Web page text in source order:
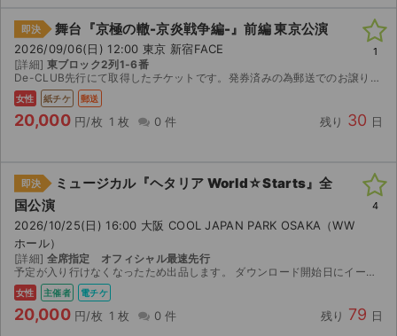
即決 舞台『京極の轍-京炎戦争編-』前編 東京公演
2026/09/06(日) 12:00 東京 新宿FACE
[詳細] 東ブロック2列1-6番
De-CLUB先行にて取得したチケットです。発券済みの為郵送でのお譲りになります。(レタパライトで発送致します。)特典付きチケットになりますが返却不要ですのでご購入者様でご自由になさってください...
女性 紙チケ 郵送
20,000 円/枚 1 枚 0 件 残り 30 日
1
即決
ミュージカル『ヘタリア World☆Starts』全
国公演
2026/10/25(日) 16:00 大阪 COOL JAPAN PARK OSAKA（WW
ホール）
[詳細] 全席指定 オフィシャル最速先行
予定が入り行けなくなったため出品します。 ダウンロード開始日にイープラスで分配します。
女性 主催者 電チケ
20,000 円/枚 1 枚 0 件 残り 79 日
4